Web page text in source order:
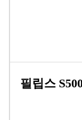
필립스